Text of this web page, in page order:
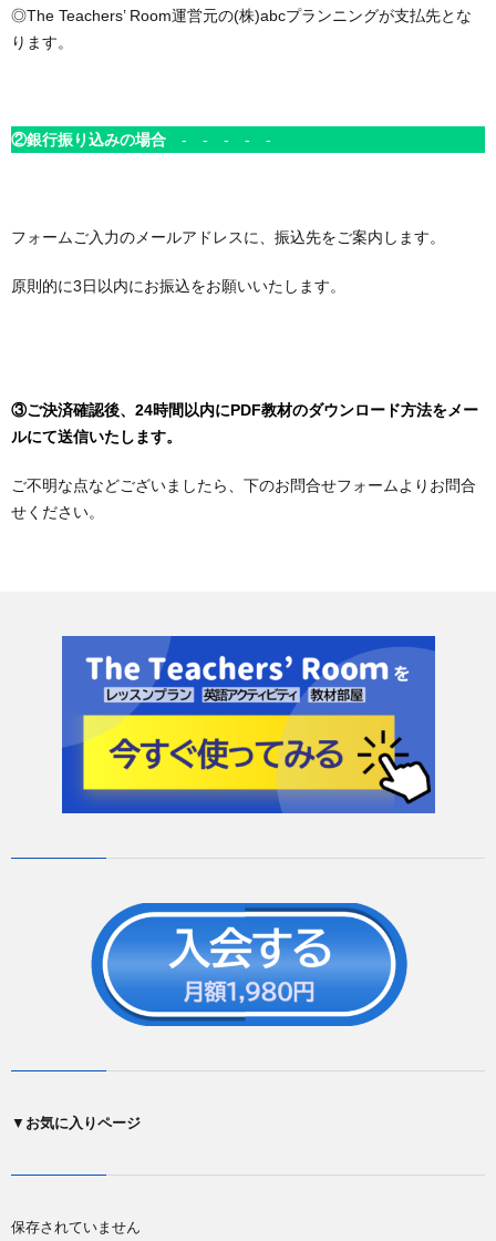
◎The Teachers’ Room運営元の(株)abcプランニングが支払先とな
ります。
②銀行振り込みの場合 - - - - -
フォームご入力のメールアドレスに、振込先をご案内します。
原則的に3日以内にお振込をお願いいたします。
③ご決済確認後、24時間以内にPDF教材のダウンロード方法をメー
ルにて送信いたします。
ご不明な点などございましたら、下のお問合せフォームよりお問合
せください。
▼ お気に入りページ
保存されていません